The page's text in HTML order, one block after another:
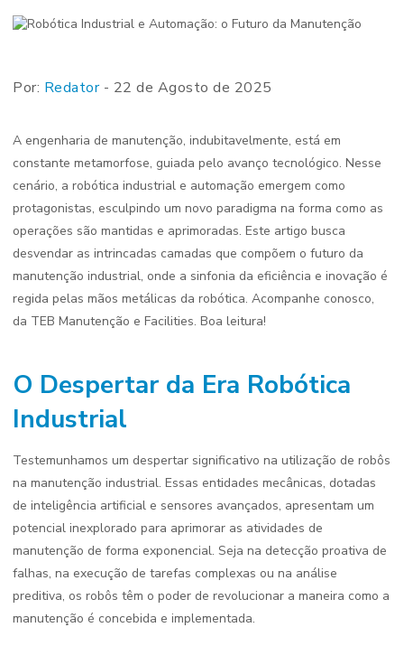
Por: Redator- 22 de Agosto de 2025
A engenharia de manutenção, indubitavelmente, está em
constante metamorfose, guiada pelo avanço tecnológico. Nesse
cenário, a robótica industrial e automação emergem como
protagonistas, esculpindo um novo paradigma na forma como as
operações são mantidas e aprimoradas. Este artigo busca
desvendar as intrincadas camadas que compõem o futuro da
manutenção industrial, onde a sinfonia da eficiência e inovação é
regida pelas mãos metálicas da robótica. Acompanhe conosco,
da TEB Manutenção e Facilities. Boa leitura!
O Despertar da Era Robótica
Industrial
Testemunhamos um despertar significativo na utilização de robôs
na manutenção industrial. Essas entidades mecânicas, dotadas
de inteligência artificial e sensores avançados, apresentam um
potencial inexplorado para aprimorar as atividades de
manutenção de forma exponencial. Seja na detecção proativa de
falhas, na execução de tarefas complexas ou na análise
preditiva, os robôs têm o poder de revolucionar a maneira como a
manutenção é concebida e implementada.